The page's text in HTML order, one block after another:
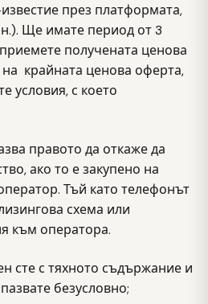
през платформата,
Ще имате период от 3
получената ценова
крайната ценова оферта,
условия, с което
правото да откаже да
ако то е закупено на
Тъй като телефонът
схема или
към оператора.
сте с тяхното съдържание и
безусловно;